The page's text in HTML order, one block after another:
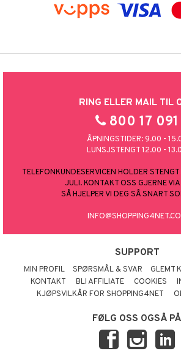
RING ELLER MAIL TIL
800 17 091
ÅPNINGSTIDER: 9.00 -
LUNSJSTENGT 12.00 -
TELEFONKUNDESERVICEN HOLDER
JULI. KONTAKT OSS GJERNE
SÅ HJELPER VI DEG SÅ SNART
SUPPORT
MIN PROFIL SPØRSMÅL & SVAR
GLEMT
KONTAKT
BLI AFFILIATE COOKIES
KJØPSVILKÅR FOR SHOPPING4NET
FØLG OSS OGSÅ PÅ